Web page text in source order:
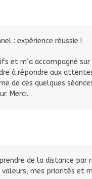
: expérience réussie !
et m’a accompagné
à répondre aux
de ces quelques
Merci.
prendre de la distance
mes priorités et